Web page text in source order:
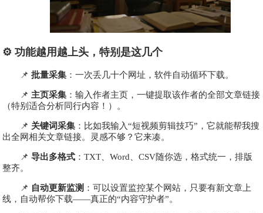
⚙️ 功能越用越上头，特别是这几个
📌批量采集 ：一次丢几十个网址，软件自动循环下载。
📌 主页采集 ：输入作者主页，一键提取该作者的全部文章链接
（特别适合分析同行内容！）。
📌 关键词采集 ：比如我输入“短视频剪辑技巧”，它就能帮我搜
出全网相关文章链接。灵感不够？它来凑。
📌导出多格式 ：TXT、Word、CSV随你选，格式统一，排版
整齐。
📌 自动更新监测 ：可以设置监控某个网站，只要有新文章上
线，自动帮你下载——真正的“内容守护者”。